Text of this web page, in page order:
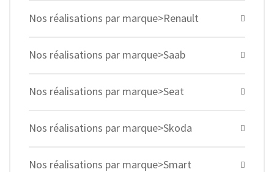
Nos réalisations par marque>Renault
Nos réalisations par marque>Saab
Nos réalisations par marque>Seat
Nos réalisations par marque>Skoda
Nos réalisations par marque>Smart